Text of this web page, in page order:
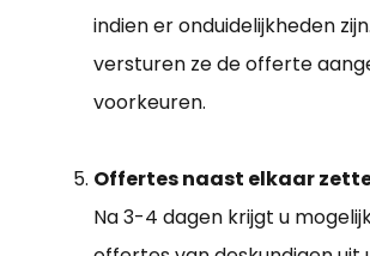
indien er onduidelijkheden
versturen ze de offerte
voorkeuren.
Offertes naast elkaar
Na 3-4 dagen krijgt u